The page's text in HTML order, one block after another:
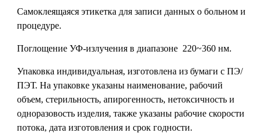
Самоклеящаяся этикетка для записи данных о больном и
процедуре.
Поглощение УФ-излучения в диапазоне 220~360 нм.
Упаковка индивидуальная, изготовлена из бумаги с ПЭ/
ПЭТ. На упаковке указаны наименование, рабочий
объем, стерильность, апирогенность, нетоксичность и
одноразовость изделия, также указаны рабочие скорости
потока, дата изготовления и срок годности.